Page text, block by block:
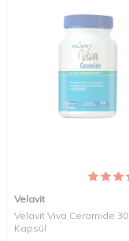
Velavit
Velavit Viva Ceramide 30
Kapsül